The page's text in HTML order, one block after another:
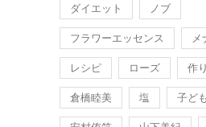
ダイエット ノブ
フラワーエッセンス
レシピ ローズ 作
倉橋睦美 塩 子ど